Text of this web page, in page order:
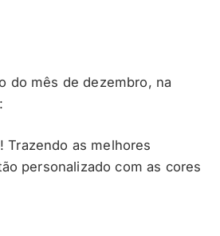
do mês de dezembro, na
Trazendo as melhores
personalizado com as cores